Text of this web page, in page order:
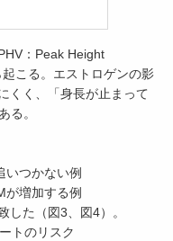
：Peak Height
こる。エストロゲンの影
くく、「身長が止まって
る。
いつかない例
が増加する例
した（図3、図4）。
トのリスク